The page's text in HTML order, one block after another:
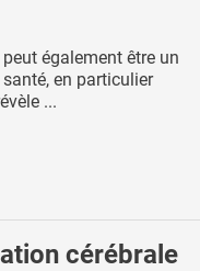
également être un
en particulier
...
cérébrale